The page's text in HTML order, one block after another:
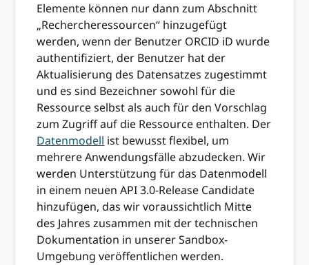
Elemente können nur dann zum Abschnitt
„Rechercheressourcen“ hinzugefügt
werden, wenn der Benutzer ORCID iD wurde
authentifiziert, der Benutzer hat der
Aktualisierung des Datensatzes zugestimmt
und es sind Bezeichner sowohl für die
Ressource selbst als auch für den Vorschlag
zum Zugriff auf die Ressource enthalten. Der
Datenmodell ist bewusst flexibel, um
mehrere Anwendungsfälle abzudecken. Wir
werden Unterstützung für das Datenmodell
in einem neuen API 3.0-Release Candidate
hinzufügen, das wir voraussichtlich Mitte
des Jahres zusammen mit der technischen
Dokumentation in unserer Sandbox-
Umgebung veröffentlichen werden.